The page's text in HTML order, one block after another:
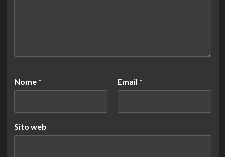
Nome * Email *
Sito web